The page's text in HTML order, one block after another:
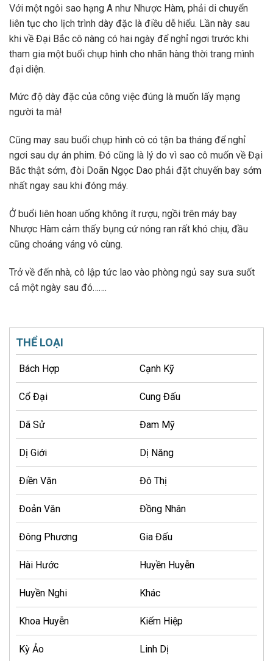
Với một ngôi sao hạng A như Nhược Hàm, phải di chuyển
liên tục cho lịch trình dày đặc là điều dễ hiểu. Lần này sau
khi về Đại Bắc cô nàng có hai ngày để nghỉ ngơi trước khi
tham gia một buổi chụp hình cho nhãn hàng thời trang mình
đại diện.
Mức độ dày đặc của công việc đúng là muốn lấy mạng
người ta mà!
Cũng may sau buổi chụp hình cô có tận ba tháng để nghỉ
ngơi sau dự án phim. Đó cũng là lý do vì sao cô muốn về Đại
Bắc thật sớm, đòi Doãn Ngọc Dao phải đặt chuyến bay sớm
nhất ngay sau khi đóng máy.
Ở buổi liên hoan uống không ít rượu, ngồi trên máy bay
Nhược Hàm cảm thấy bụng cứ nóng ran rất khó chịu, đầu
cũng choáng váng vô cùng.
Trở về đến nhà, cô lập tức lao vào phòng ngủ say sưa suốt
cả một ngày sau đó…….
THỂ LOẠI
Bách Hợp Cạnh Kỹ
Cổ Đại Cung Đấu
Dã Sử Đam Mỹ
Dị Giới Dị Năng
Điền Văn Đô Thị
Đoản Văn Đồng Nhân
Đông Phương Gia Đấu
Hài Hước Huyền Huyễn
Huyền Nghi Khác
Khoa Huyễn Kiếm Hiệp
Kỳ Ảo Linh Dị